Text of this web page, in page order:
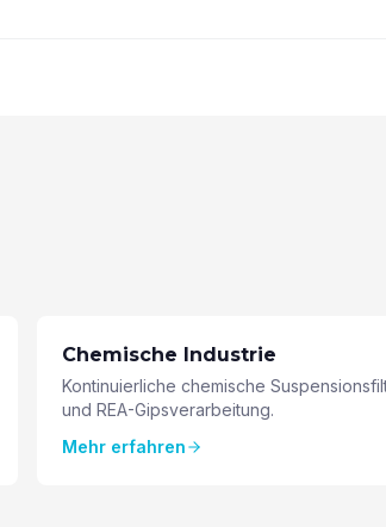
Chemische Industrie
Kontinuierliche chemische
und REA-Gipsverarbeitung.
Mehr erfahren